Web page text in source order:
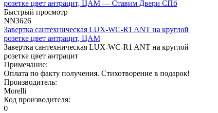
Быстрый просмотр
NN3626
Завертка сантехническая LUX-WC-R1 ANT на круглой
розетке цвет антрацит, ЦАМ
Завертка сантехническая LUX-WC-R1 ANT на круглой
розетке цвет антрацит
Примечание:
Оплата по факту получения. Стихотворение в подарок!
Производитель:
Morelli
Код производителя:
0